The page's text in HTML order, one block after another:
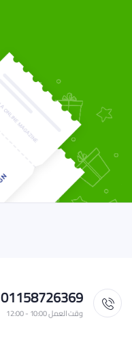
01158726369
وقت العمل 10:00 - 12:00